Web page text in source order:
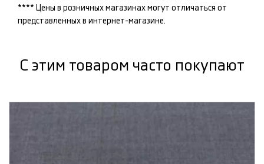
**** Цены в розничных магазинах могут отличаться от
представленных в интернет-магазине.
С этим товаром часто покупают